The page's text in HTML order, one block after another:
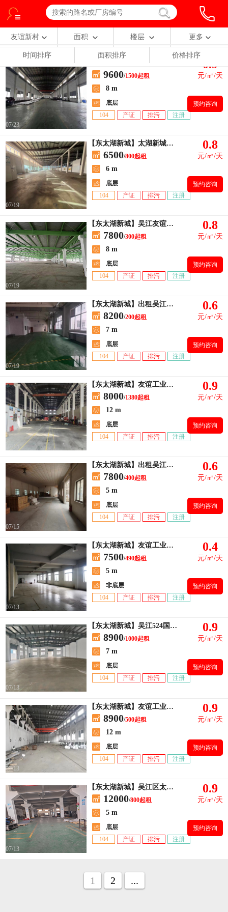
友谊新村 面积 楼层 更多
时间排序 面积排序 价格排序
07/23
9600/1500起租
8 m
底层
104
产证 排污 注册
0.9
元/㎡/天
预约咨询
07/19
【东太湖新城】太湖新城单层厂房800平
6500/800起租
6 m
底层
104
产证 排污 注册
0.8
元/㎡/天
预约咨询
07/19
【东太湖新城】吴江友谊工业区全单层厂房总面积7800平，车间+办公室+宿舍
7800/300起租
8 m
底层
104
产证 排污 注册
0.8
元/㎡/天
预约咨询
07/19
【东太湖新城】出租吴江太湖新城小面积，一楼200～600平方
8200/200起租
7 m
底层
104
产证 排污 注册
0.6
元/㎡/天
预约咨询
07/15
【东太湖新城】友谊工业园出租单层厂房1380平，高度12米
8000/1380起租
12 m
底层
104
产证 排污 注册
0.9
元/㎡/天
预约咨询
07/15
【东太湖新城】出租吴江友谊工业园面积独栋400平方，独立大门
7800/400起租
5 m
底层
104
产证 排污 注册
0.6
元/㎡/天
预约咨询
07/13
【东太湖新城】友谊工业区楼上490平出租 有2t货梯一部
7500/490起租
5 m
非底层
104
产证 排污 注册
0.4
元/㎡/天
预约咨询
07/13
【东太湖新城】吴江524国道旁4000平米独栋单层标准厂房出租
8900/1000起租
7 m
底层
104
产证 排污 注册
0.9
元/㎡/天
预约咨询
07/13
【东太湖新城】友谊工业区单层厂房500平出租 带一部3t航车
8900/500起租
12 m
底层
104
产证 排污 注册
0.9
元/㎡/天
预约咨询
07/13
【东太湖新城】吴江区太湖新城长安路
12000/800起租
5 m
底层
104
产证 排污 注册
0.9
元/㎡/天
预约咨询
1 2 ...